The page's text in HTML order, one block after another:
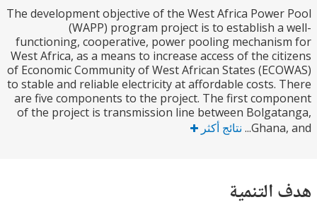
The development objective of the West Africa
(WAPP) program project is to establish
functioning, cooperative, power pooling
West Africa, as a means to increase access of the
of Economic Community of West African States
to stable and reliable electricity at affordable costs.
are five components to the project. The first
of the project is transmission line between
نتائج أكثر